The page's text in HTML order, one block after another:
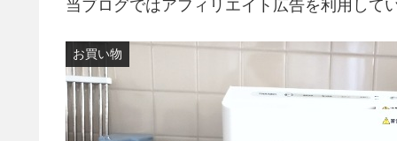
当ブログではアフィリエイト広告を利用して
お買い物